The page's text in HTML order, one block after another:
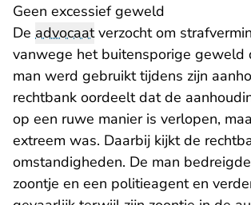
Geen excessief geweld
De advocaatverzocht om
vanwege het buitensporige geweld
man werd gebruikt tijdens zijn
rechtbank oordeelt dat de
op een ruwe manier is verlopen,
extreem was. Daarbij kijkt de
omstandigheden. De man
zoontje en een politieagent en